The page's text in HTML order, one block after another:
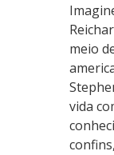
O
A
t
a
l
h
o
meio
vida